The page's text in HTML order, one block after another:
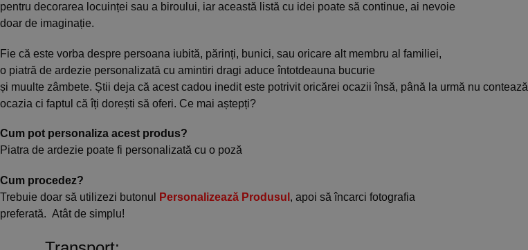
pentru decorarea locuinței sau a biroului, iar această listă cu idei poate să continue, ai nevoie
doar de imaginație.
Fie că este vorba despre persoana iubită, părinți, bunici, sau oricare alt membru al familiei,
o piatră de ardezie personalizată cu amintiri dragi aduce întotdeauna bucurie
și muulte zâmbete. Știi deja că acest cadou inedit este potrivit oricărei ocazii însă, până la urmă nu contează
ocazia ci faptul că îți dorești să oferi. Ce mai aștepți?
Cum pot personaliza acest produs?
Piatra de ardezie poate fi personalizată cu o poză
Cum procedez?
Trebuie doar să utilizezi butonul
Personalizează Produsul , apoi să încarci fotografia
preferată. Atât de simplu!